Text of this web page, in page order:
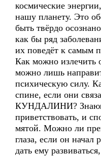
космические
нашу планету. Это
быть твёрдо
как бы ряд
их поведёт к самым
Как можно излечить
можно лишь
психическую силу.
спине, если они
КУНДАЛИНИ?
приветствовать, и
мятой. Можно ли
глаза, если он начал
дать ему